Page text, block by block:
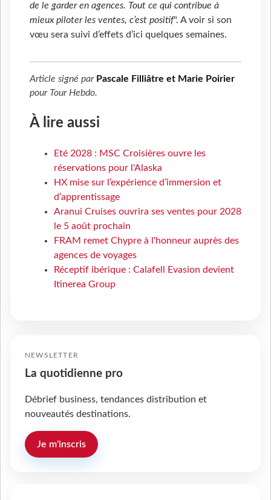
de le garder en agences. Tout ce qui contribue à
mieux piloter les ventes, c’est positif". A voir si son
vœu sera suivi d’effets d’ici quelques semaines.
Article signé par Pascale Filliâtre et Marie Poirier
pour Tour Hebdo.
À lire aussi
Eté 2028 : MSC Croisières ouvre les
réservations pour l'Alaska
HX mise sur l’expérience d’immersion et
d’apprentissage
Aranui Cruises ouvrira ses ventes pour 2028
le 5 août prochain
FRAM remet Chypre à l'honneur auprès des
agences de voyages
Réceptif ibérique : Calafell Evasion devient
Itinerea Group
NEWSLETTER
La quotidienne pro
Débrief business, tendances distribution et
nouveautés destinations.
Je m'inscris